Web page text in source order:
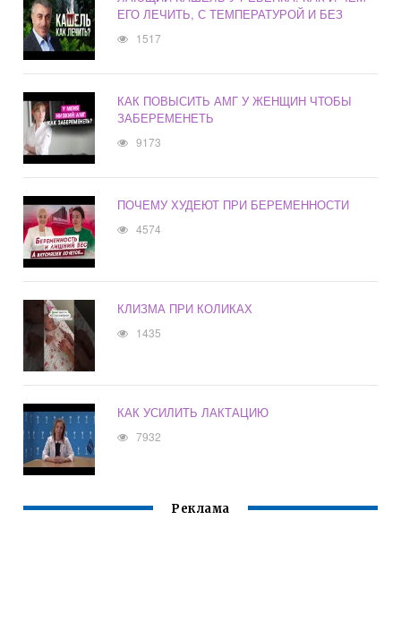
ЕГО ЛЕЧИТЬ, С ТЕМПЕРАТУРОЙ И БЕЗ
1517
КАК ПОВЫСИТЬ АМГ У ЖЕНЩИН ЧТОБЫ
ЗАБЕРЕМЕНЕТЬ
9173
ПОЧЕМУ ХУДЕЮТ ПРИ БЕРЕМЕННОСТИ
4574
КЛИЗМА ПРИ КОЛИКАХ
1435
КАК УСИЛИТЬ ЛАКТАЦИЮ
7932
Реклама